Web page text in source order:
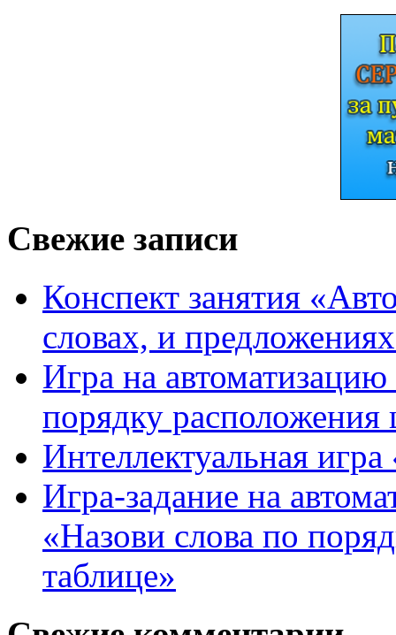
Свежие записи
Конспект занятия
словах, и
Игра на
порядку расположения
Интеллектуальная игра
Игра-задание на
«Назови слова по
таблице»